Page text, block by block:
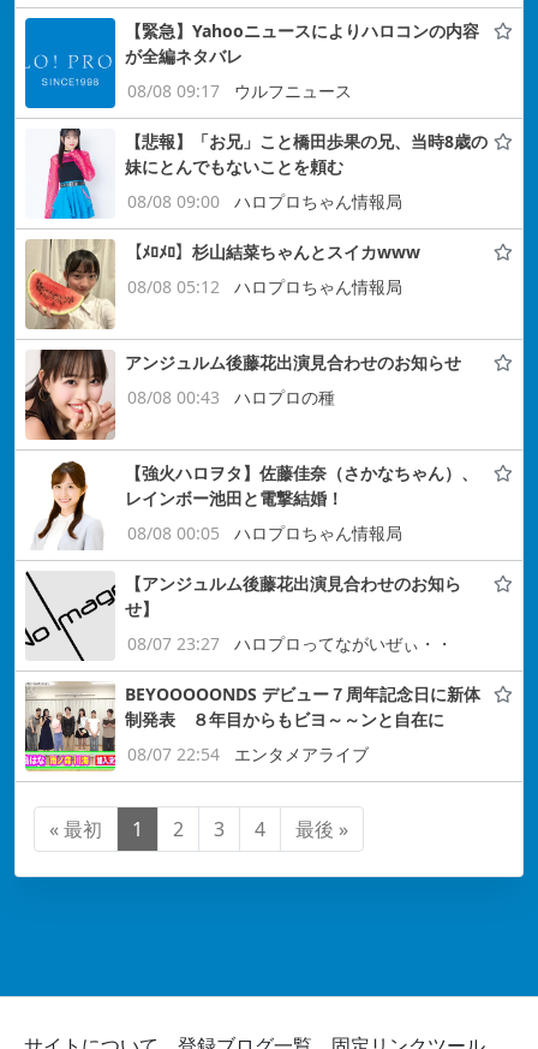
【緊急】Yahooニュースによりハロコンの内容
が全編ネタバレ
08/08 09:17
ウルフニュース
【悲報】「お兄」こと橋田歩果の兄、当時8歳の
妹にとんでもないことを頼む
08/08 09:00
ハロプロちゃん情報局
【ﾒﾛﾒﾛ】杉山結菜ちゃんとスイカwww
08/08 05:12
ハロプロちゃん情報局
アンジュルム後藤花出演見合わせのお知らせ
08/08 00:43
ハロプロの種
【強火ハロヲタ】佐藤佳奈（さかなちゃん）、
レインボー池田と電撃結婚！
08/08 00:05
ハロプロちゃん情報局
【アンジュルム後藤花出演見合わせのお知ら
せ】
08/07 23:27
ハロプロってながいぜぃ・・
BEYOOOOONDS デビュー７周年記念日に新体
制発表 ８年目からもビヨ～～ンと自在に
08/07 22:54
エンタメアライブ
« 最初 1 2 3 4 最後 »